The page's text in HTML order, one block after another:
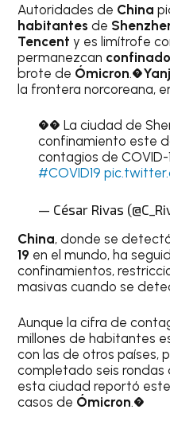
Autoridades de China
habitantesde
Tencent y es limítrofe
permanezcan
brote de Ómicron.�
la frontera norcoreana,
�� La ciudad de
confinamiento este
contagios de COVID-
#COVID19
— César Rivas
China, donde se
19 en el mundo, ha
confinamientos,
masivas cuando se
Aunque la cifra de
millones de habitantes
con las de otros países,
completado seis rondas
esta ciudad reportó
casos de Ómicron.�